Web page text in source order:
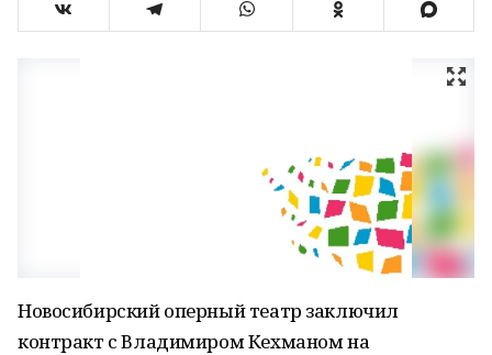
Новосибирский оперный театр заключил
контракт с Владимиром Кехманом на